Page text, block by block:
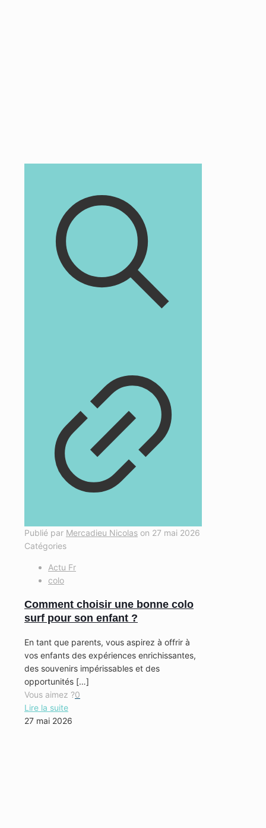
Publié par Mercadieu Nicolas on 27 mai 2026
Catégories
Actu Fr
colo
Comment choisir une bonne colo
surf pour son enfant ?
En tant que parents, vous aspirez à offrir à
vos enfants des expériences enrichissantes,
des souvenirs impérissables et des
opportunités […]
Vous aimez ?0
Lire la suite
27 mai 2026